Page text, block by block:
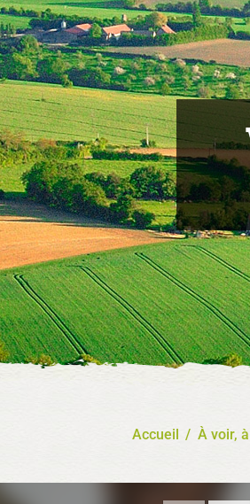
Accueil / À voir,